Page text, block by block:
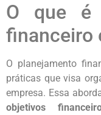
O que é
financeiro
O planejamento
práticas que visa
empresa. Essa
objetivos